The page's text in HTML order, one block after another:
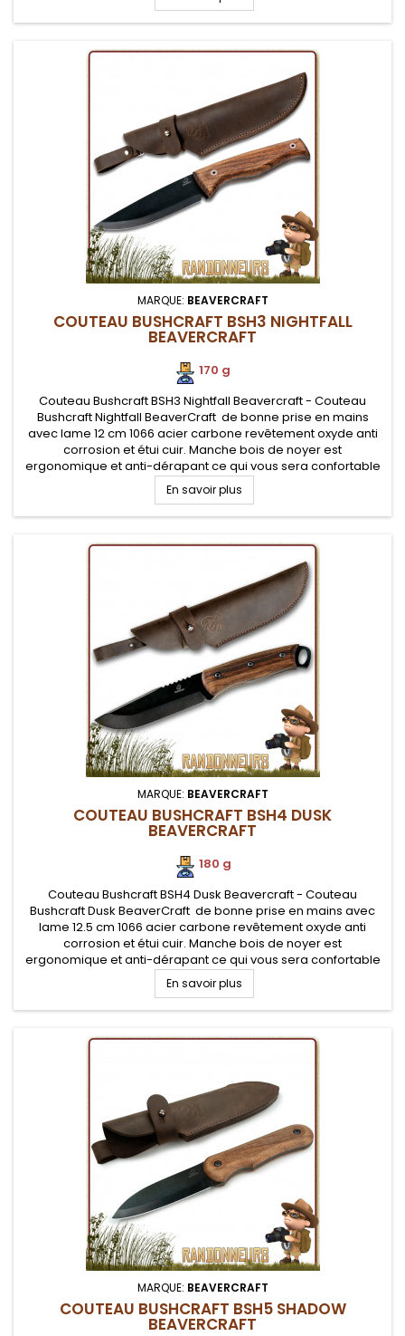
de cuisine ou...
MARQUE: BEAVERCRAFT
COUTEAU BUSHCRAFT BSH3 NIGHTFALL
BEAVERCRAFT
170 g
Couteau Bushcraft BSH3 Nightfall Beavercraft - Couteau
Bushcraft Nightfall BeaverCraft de bonne prise en mains
avec lame 12 cm 1066 acier carbone revêtement oxyde anti
corrosion et étui cuir. Manche bois de noyer est
ergonomique et anti-dérapant ce qui vous sera confortable
pour de longues utilisations en applications bushcraft. Il
convient à toutes...
En savoir plus
MARQUE: BEAVERCRAFT
COUTEAU BUSHCRAFT BSH4 DUSK
BEAVERCRAFT
180 g
Couteau Bushcraft BSH4 Dusk Beavercraft - Couteau
Bushcraft Dusk BeaverCraft de bonne prise en mains avec
lame 12.5 cm 1066 acier carbone revêtement oxyde anti
corrosion et étui cuir. Manche bois de noyer est
ergonomique et anti-dérapant ce qui vous sera confortable
pour de longues utilisations en applications bushcraft. Il
convient à toutes utilisations...
En savoir plus
MARQUE: BEAVERCRAFT
COUTEAU BUSHCRAFT BSH5 SHADOW
BEAVERCRAFT